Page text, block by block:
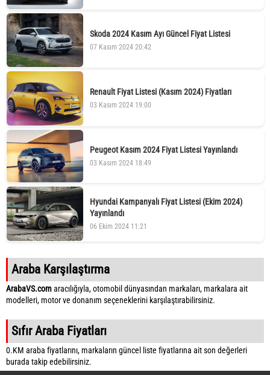
Skoda 2024 Kasım Ayı Güncel Fiyat Listesi
07 Kasım 2024 20:42
Renault Fiyat Listesi (Kasım 2024) Fiyatları
03 Kasım 2024 19:00
Peugeot Kasım 2024 Fiyat Listesi Yayınlandı
03 Kasım 2024 18:49
Hyundai Kampanyalı Fiyat Listesi (Ekim 2024)
Yayınlandı
06 Ekim 2024 11:21
Araba Karşılaştırma
ArabaVS.comaracılığıyla, otomobil dünyasından markaları, markalara ait
modelleri, motor ve donanım seçeneklerini karşılaştırabilirsiniz.
Sıfır Araba Fiyatları
0.KM araba fiyatlarını, markaların güncel liste fiyatlarına ait son değerleri
burada takip edebilirsiniz.